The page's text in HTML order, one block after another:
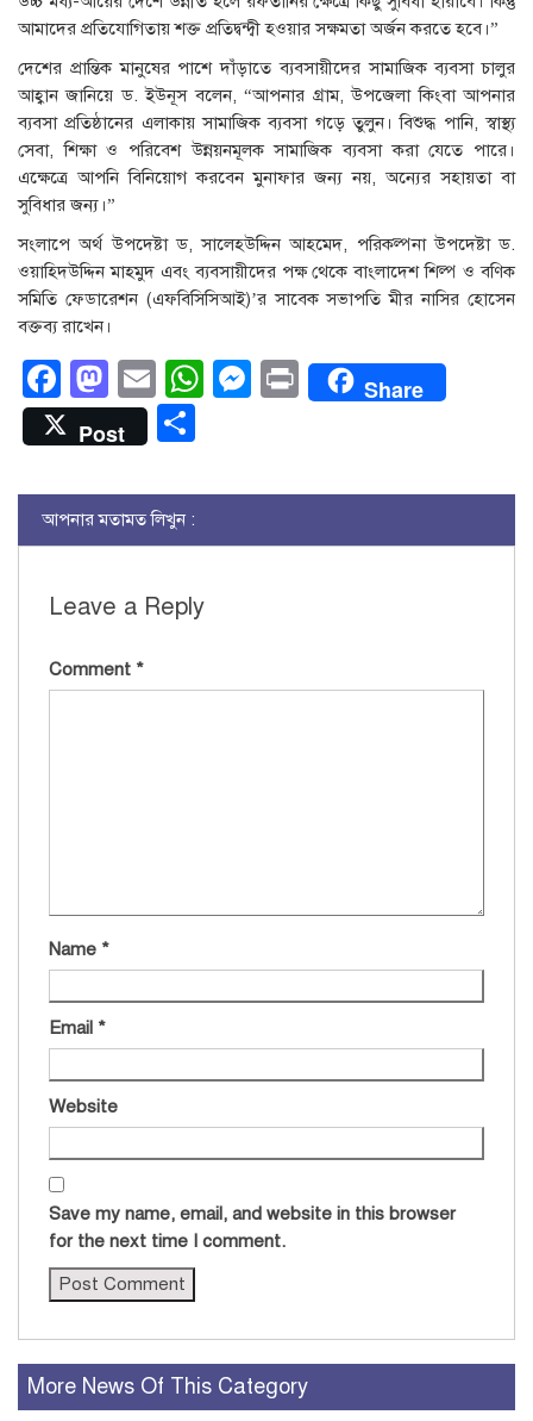
আমাদের প্রতিযোগিতায় শক্ত প্রতিদ্বন্দ্বী হওয়ার সক্ষমতা অর্জন করতে হবে।”
দেশের প্রান্তিক মানুষের পাশে দাঁড়াতে ব্যবসায়ীদের সামাজিক ব্যবসা চালুর
আহ্বান জানিয়ে ড. ইউনূস বলেন, “আপনার গ্রাম, উপজেলা কিংবা আপনার
ব্যবসা প্রতিষ্ঠানের এলাকায় সামাজিক ব্যবসা গড়ে তুলুন। বিশুদ্ধ পানি, স্বাস্থ্য
সেবা, শিক্ষা ও পরিবেশ উন্নয়নমূলক সামাজিক ব্যবসা করা যেতে পারে।
এক্ষেত্রে আপনি বিনিয়োগ করবেন মুনাফার জন্য নয়, অন্যের সহায়তা বা
সুবিধার জন্য।”
সংলাপে অর্থ উপদেষ্টা ড, সালেহউদ্দিন আহমেদ, পরিকল্পনা উপদেষ্টা ড.
ওয়াহিদউদ্দিন মাহমুদ এবং ব্যবসায়ীদের পক্ষ থেকে বাংলাদেশ শিল্প ও বণিক
সমিতি ফেডারেশন (এফবিসিসিআই)’র সাবেক সভাপতি মীর নাসির হোসেন
বক্তব্য রাখেন।
Facebook
Mastodon
EmailWhatsApp
Messenger
PrintShare
Post
আপনার মতামত লিখুন :
Leave a Reply
Comment *
Name *
Email *
Website
Save my name, email, and website in this browser
for the next time I comment.
More News Of This Category